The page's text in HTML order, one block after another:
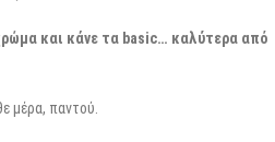
και κάνε τα basic… καλύτερα από
μέρα, παντού.